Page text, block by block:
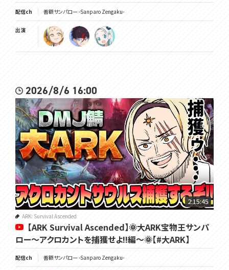
配信ch 善額サンパロー -Sanparo Zengaku-
出演
2026/8/6 16:00
2:15:45
ARK: Survival Ascended
【ARK Survival Ascended】🌞大ARK宝物王サンパ
ロー～アクロカントを捕獲せよ!!編～🌞【#大ARK】
配信ch 善額サンパロー -Sanparo Zengaku-